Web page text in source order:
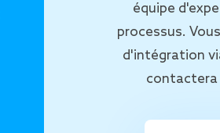
équipe
processus.
d'intégration
contactera